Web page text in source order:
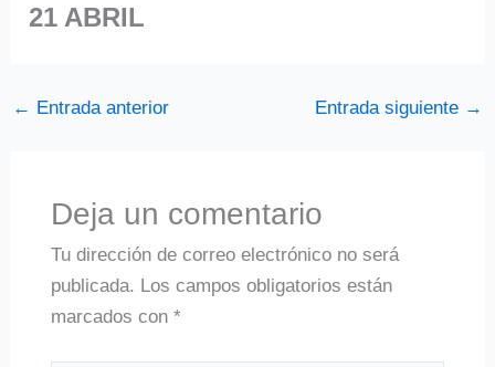
21 ABRIL
← Entrada anterior Entrada siguiente →
Deja un comentario
Tu dirección de correo electrónico no será
publicada. Los campos obligatorios están
marcados con *